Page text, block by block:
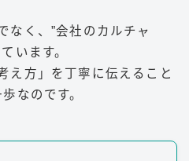
なく、”会社のカルチャ
います。
え方」を丁寧に伝えること
なのです。